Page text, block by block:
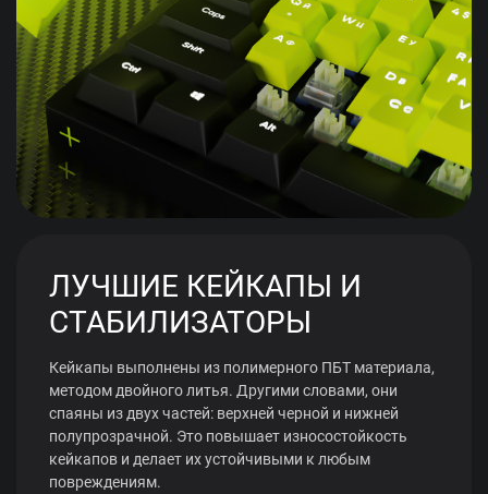
ЛУЧШИЕ КЕЙКАПЫ И
СТАБИЛИЗАТОРЫ
Кейкапы выполнены из полимерного ПБТ материала,
методом двойного литья. Другими словами, они
спаяны из двух частей: верхней черной и нижней
полупрозрачной. Это повышает износостойкость
кейкапов и делает их устойчивыми к любым
повреждениям.